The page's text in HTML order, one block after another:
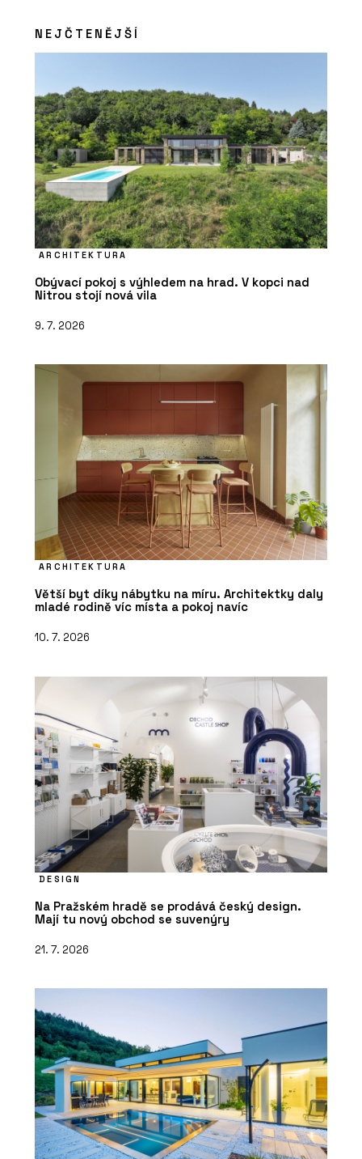
NEJČTENĚJŠÍ
ARCHITEKTURA
Obývací pokoj s výhledem na hrad. V kopci nad
Nitrou stojí nová vila
9. 7. 2026
ARCHITEKTURA
Větší byt díky nábytku na míru. Architektky daly
mladé rodině víc místa a pokoj navíc
10. 7. 2026
DESIGN
Na Pražském hradě se prodává český design.
Mají tu nový obchod se suvenýry
21. 7. 2026